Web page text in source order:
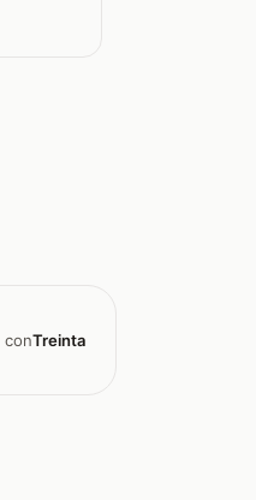
conTreinta